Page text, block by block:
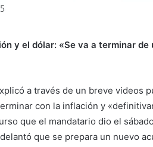
y el dólar: «Se va a terminar
a través de un breve videos
con la inflación y
que el mandatario dio el
que se prepara un nuevo